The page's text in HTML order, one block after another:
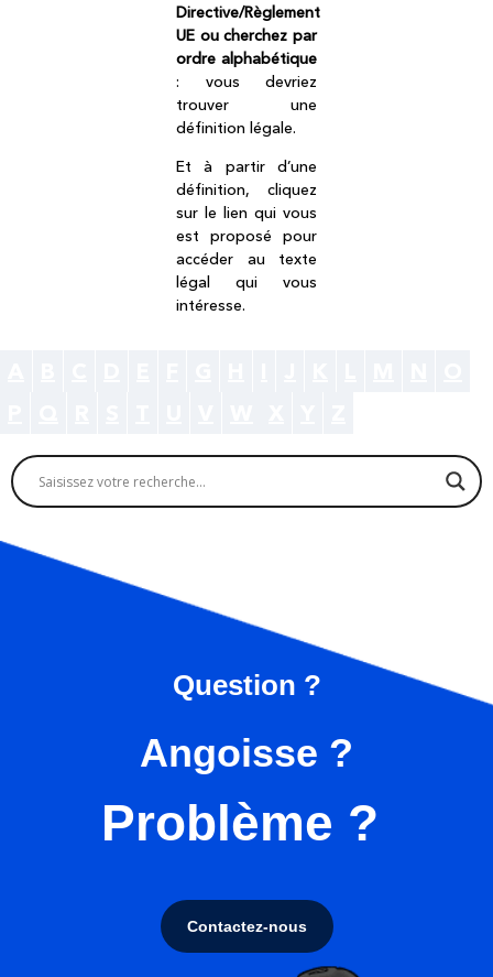
Directive/Règlement
UE ou cherchez par
ordre alphabétique
: vous devriez
trouver une
définition légale.
Et à partir d’une
définition, cliquez
sur le lien qui vous
est proposé pour
accéder au texte
légal qui vous
intéresse.
Question ?
Angoisse ?
Problème ?
Contactez-nous